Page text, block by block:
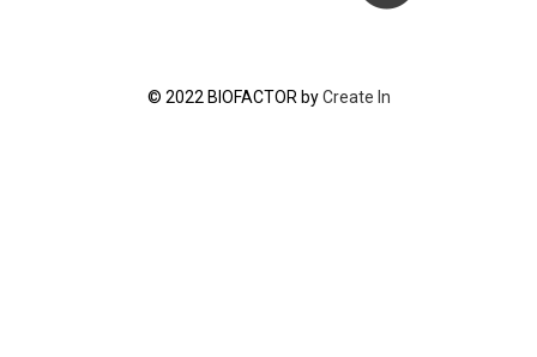
© 2022 BIOFACTOR byCreate In